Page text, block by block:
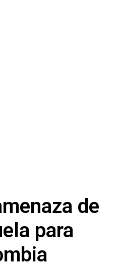
de
para